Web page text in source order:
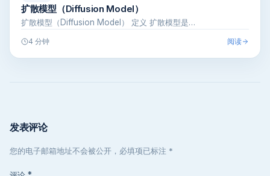
扩散模型（Diffusion Model）
扩散模型（Diffusion Model） 定义 扩散模型是…
4 分钟 阅读
发表评论
您的电子邮箱地址不会被公开，必填项已标注 *